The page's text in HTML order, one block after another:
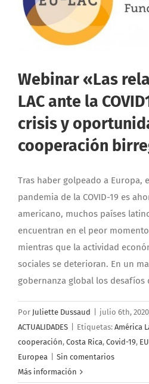
Webinar «Las
LAC ante la
crisis y
cooperación
Tras haber golpeado a Europa,
pandemia de la COVID-19 es
americano, muchos países
encuentran en el peor
mientras que la actividad
sociales se deterioran. En un
gobernanza global los desafíos
Por Juliette Dussaud julio 6th, 2020
ACTUALIDADES
Etiquetas: América
cooperación, Costa Rica, Covid-19,
Europea
Sin comentarios
Más información